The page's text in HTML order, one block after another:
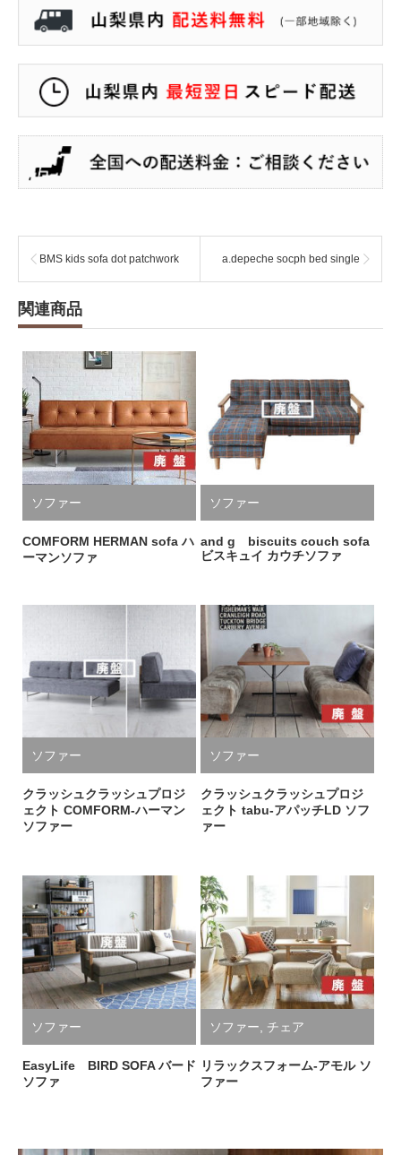
BMS kids sofa dot patchwork a.depeche socph bed single
関連商品
ソファー
COMFORM HERMAN sofa ハ
ーマンソファ
ソファー
and g biscuits couch sofa
ビスキュイ カウチソファ
ソファー
クラッシュクラッシュプロジ
ェクト COMFORM-ハーマン
ソファー
ソファー
クラッシュクラッシュプロジ
ェクト tabu-アパッチLD ソフ
ァー
ソファー
EasyLife BIRD SOFA バード
ソファ
ソファー チェア
リラックスフォーム-アモル ソ
ファー